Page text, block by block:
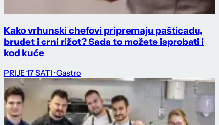
Kako vrhunski chefovi pripremaju pašticadu,
brudet i crni rižot? Sada to možete isprobati i
kod kuće
PRIJE 17 SATI · Gastro